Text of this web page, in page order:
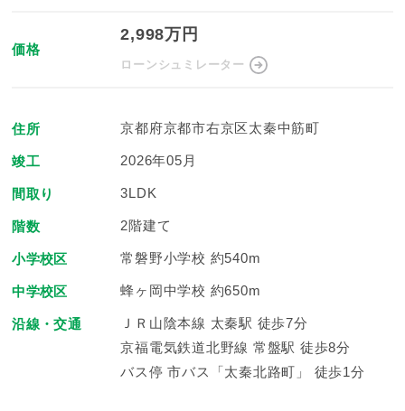
価格
2,998万円
ローンシュミレーター
住所 京都府京都市右京区太秦中筋町
竣工 2026年05月
間取り 3LDK
階数 2階建て
小学校区 常磐野小学校 約540m
中学校区 蜂ヶ岡中学校 約650m
沿線・交通
ＪＲ山陰本線 太秦駅 徒歩7分
京福電気鉄道北野線 常盤駅 徒歩8分
バス停 市バス「太秦北路町」 徒歩1分